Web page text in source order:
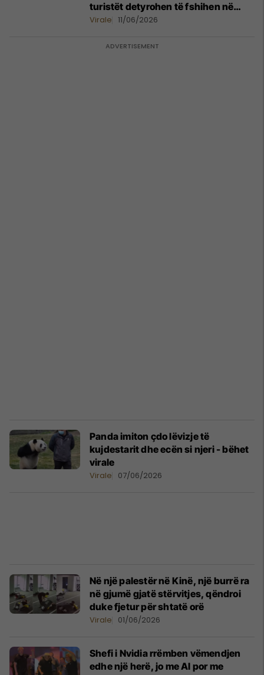
turistët detyrohen të fshihen në
vetura
Virale 11/06/2026
Panda imiton çdo lëvizje të
kujdestarit dhe ecën si njeri - bëhet
virale
Virale 07/06/2026
Në një palestër në Kinë, një burrë ra
në gjumë gjatë stërvitjes, qëndroi
duke fjetur për shtatë orë
Virale 01/06/2026
Shefi i Nvidia rrëmben vëmendjen
edhe një herë, jo me Al por me